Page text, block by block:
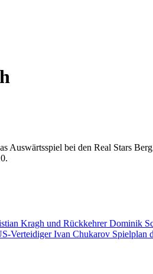
Auswärtsspiel bei den Real Stars
Kragh und Rückkehrer Dominik
Verteidiger Ivan Chukarov Spielplan